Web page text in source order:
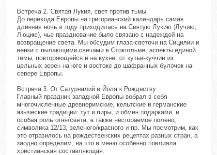
Встреча 2. Святая Лукия, свет против тьмы
До перехода Европы на григорианский календарь самая
длинная ночь в году приходилась на Святую Лукию (Лучию,
Люцию), чье празднование было связано с надеждой на
возвращение света. Мы обсудим глаза-светочи на Сицилии и
венки с пылающими свечами в Стокгольме, аспекты единой
темы, повторяющейся и на кухне: от кутьи-куччии из
цельных зерен на юге и востоке до шафранных булочек на
севере Европы.
Встреча 3. От Сатурналий и Йоля к Рождеству
Главный праздник западной Европы вобрал в себя
многочисленные древнеримские, кельтские и германские
языческие традиции: тут и пиры, и обмен подарками, и
особая роль огня/света, а также несгораемое полено,
символика 12/13, зеленого/красного и пр. Мы посмотрим, как
это отразилось на рождественских рецептах разных стран, а
заодно определим, на что в меню особенно повлияла
христианская составляющая.